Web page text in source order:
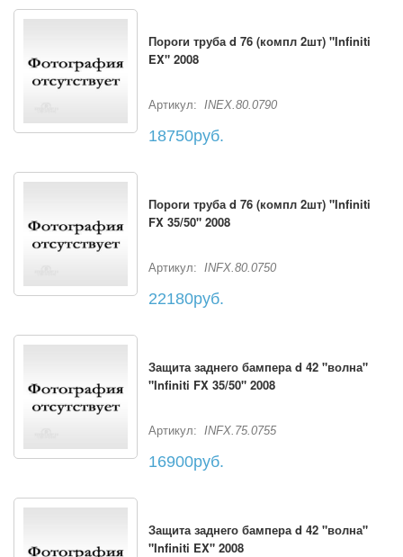
Пороги труба d 76 (компл 2шт) "Infiniti
EX" 2008
Артикул: INEX.80.0790
18750руб.
Пороги труба d 76 (компл 2шт) "Infiniti
FX 35/50" 2008
Артикул: INFX.80.0750
22180руб.
Защита заднего бампера d 42 "волна"
"Infiniti FX 35/50" 2008
Артикул: INFX.75.0755
16900руб.
Защита заднего бампера d 42 "волна"
"Infiniti EX" 2008